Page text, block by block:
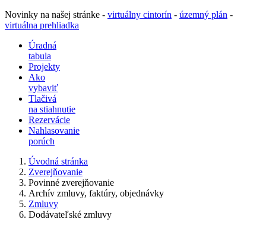
Novinky na našej stránke - virtuálny cintorín - územný plán -
virtuálna prehliadka
Úradná
tabula
Projekty
Ako
vybaviť
Tlačivá
na stiahnutie
Rezervácie
Nahlasovanie
porúch
Úvodná stránka
Zverejňovanie
Povinné zverejňovanie
Archív zmluvy, faktúry, objednávky
Zmluvy
Dodávateľské zmluvy